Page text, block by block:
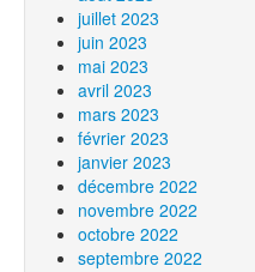
juillet 2023
juin 2023
mai 2023
avril 2023
mars 2023
février 2023
janvier 2023
décembre 2022
novembre 2022
octobre 2022
septembre 2022